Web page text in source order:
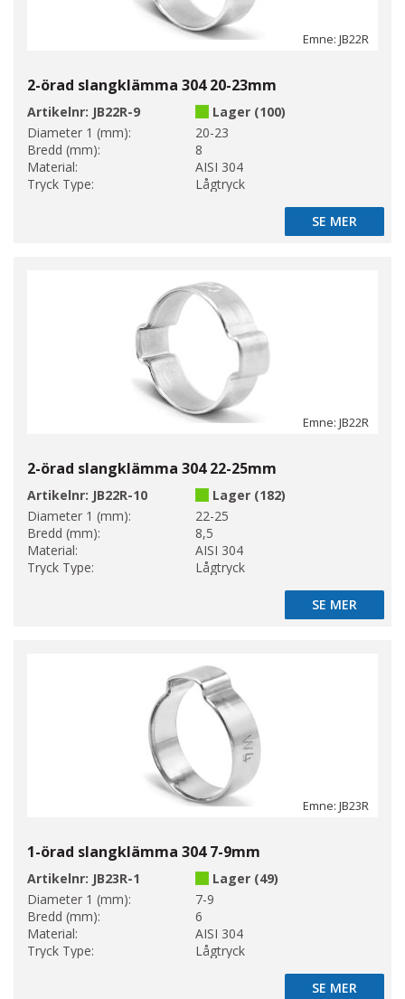
Emne: JB22R
2-örad slangklämma 304 20-23mm
Artikelnr: JB22R-9
Lager (100)
Diameter 1 (mm):
20-23
Bredd (mm):
8
Material:
AISI 304
Tryck Type:
Lågtryck
SE MER
SE MER
Emne: JB22R
2-örad slangklämma 304 22-25mm
Artikelnr: JB22R-10
Lager (182)
Diameter 1 (mm):
22-25
Bredd (mm):
8,5
Material:
AISI 304
Tryck Type:
Lågtryck
SE MER
SE MER
Emne: JB23R
1-örad slangklämma 304 7-9mm
Artikelnr: JB23R-1
Lager (49)
Diameter 1 (mm):
7-9
Bredd (mm):
6
Material:
AISI 304
Tryck Type:
Lågtryck
SE MER
SE MER